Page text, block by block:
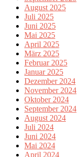
August 2025
Juli 2025
Juni 2025
Mai 2025
April 2025
März 2025
Februar 2025
Januar 2025
Dezember 2024
November 2024
Oktober 2024
September 2024
August 2024
Juli 2024
Juni 2024
Mai 2024
April 2024